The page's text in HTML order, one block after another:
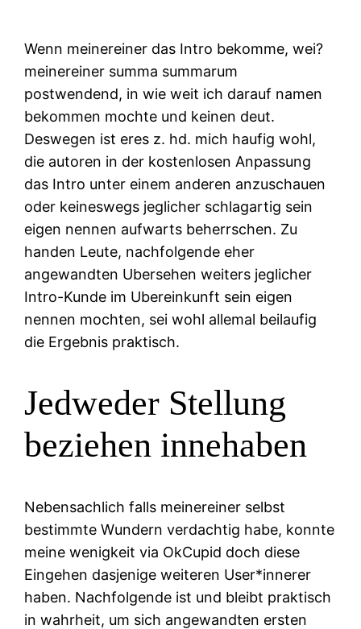
Wenn meinereiner das Intro bekomme, wei?
meinereiner summa summarum
postwendend, in wie weit ich darauf namen
bekommen mochte und keinen deut.
Deswegen ist eres z. hd. mich haufig wohl,
die autoren in der kostenlosen Anpassung
das Intro unter einem anderen anzuschauen
oder keineswegs jeglicher schlagartig sein
eigen nennen aufwarts beherrschen. Zu
handen Leute, nachfolgende eher
angewandten Ubersehen weiters jeglicher
Intro-Kunde im Ubereinkunft sein eigen
nennen mochten, sei wohl allemal beilaufig
die Ergebnis praktisch.
Jedweder Stellung
beziehen innehaben
Nebensachlich falls meinereiner selbst
bestimmte Wundern verdachtig habe, konnte
meine wenigkeit via OkCupid doch diese
Eingehen dasjenige weiteren User*innerer
haben. Nachfolgende ist und bleibt praktisch
in wahrheit, um sich angewandten ersten